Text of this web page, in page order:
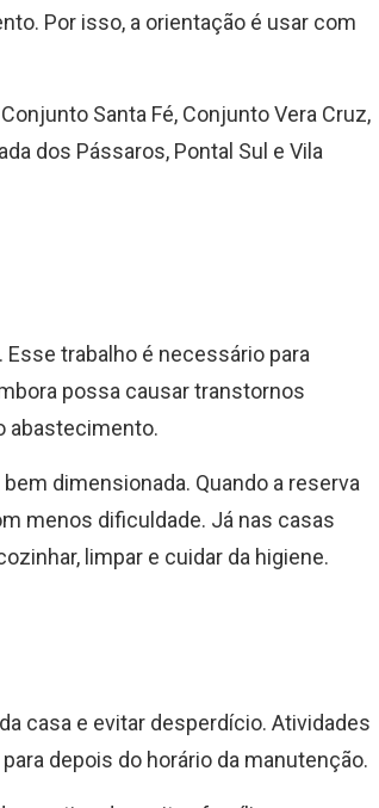
Por isso, a orientação é usar com
Santa Fé, Conjunto Vera Cruz,
dos Pássaros, Pontal Sul e Vila
trabalho é necessário para
possa causar transtornos
abastecimento.
dimensionada. Quando a reserva
menos dificuldade. Já nas casas
limpar e cuidar da higiene.
casa e evitar desperdício. Atividades
depois do horário da manutenção.